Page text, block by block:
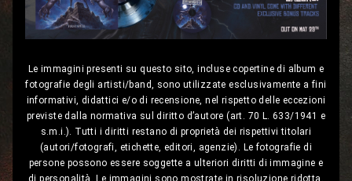
Le immagini presenti su questo sito, incluse copertine di album e
fotografie degli artisti/band, sono utilizzate esclusivamente a fini
informativi, didattici e/o di recensione, nel rispetto delle eccezioni
previste dalla normativa sul diritto d’autore (art. 70 L. 633/1941 e
s.m.i.). Tutti i diritti restano di proprietà dei rispettivi titolari
(autori/fotografi, etichette, editori, agenzie). Le fotografie di
persone possono essere soggette a ulteriori diritti di immagine e
di personalità. Le immagini sono mostrate in risoluzione ridotta,